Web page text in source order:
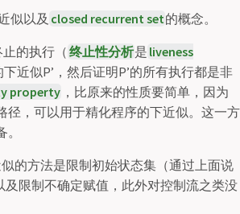
似以及 closed recurrent set的概念。
的执行（ 终止性分析是 liveness
近似P’，然后证明P’的所有执行都是非
property ，比原来的性质要简单，因为
径，可以用于精化程序的下近似。这一方
的方法是限制初始状态集（通过上面说
及限制不确定赋值，此外对控制流之类没